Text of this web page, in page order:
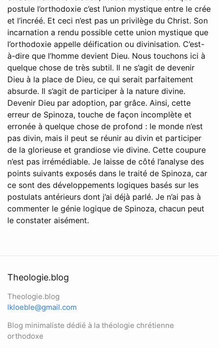
postule l’orthodoxie c’est l’union mystique entre le crée
et l’incréé. Et ceci n’est pas un privilège du Christ. Son
incarnation a rendu possible cette union mystique que
l’orthodoxie appelle déification ou divinisation. C’est-
à-dire que l’homme devient Dieu. Nous touchons ici à
quelque chose de très subtil. Il ne s’agit de devenir
Dieu à la place de Dieu, ce qui serait parfaitement
absurde. Il s’agit de participer à la nature divine.
Devenir Dieu par adoption, par grâce. Ainsi, cette
erreur de Spinoza, touche de façon incomplète et
erronée à quelque chose de profond : le monde n’est
pas divin, mais il peut se réunir au divin et participer
de la glorieuse et grandiose vie divine. Cette coupure
n’est pas irrémédiable. Je laisse de côté l’analyse des
points suivants exposés dans le traité de Spinoza, car
ce sont des développements logiques basés sur les
postulats antérieurs dont j’ai déjà parlé. Je n’ai pas à
commenter le génie logique de Spinoza, chacun peut
le constater aisément.
Theologie.blog
Theologie.blog
lkloeble@gmail.com
Blog minimaliste dédié à la théologie chrétienne
orthodoxe